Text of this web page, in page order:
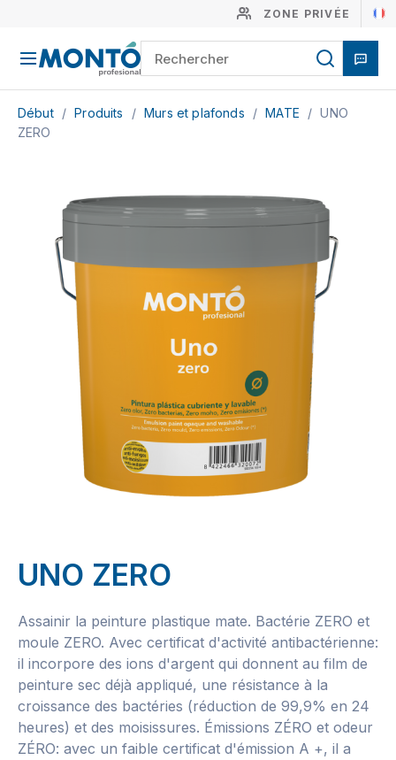
ZONE PRIVÉE
Début / Produits / Murs et plafonds / MATE / UNO
ZERO
UNO ZERO
Assainir la peinture plastique mate. Bactérie ZERO et
moule ZERO. Avec certificat d'activité antibactérienne:
il incorpore des ions d'argent qui donnent au film de
peinture sec déjà appliqué, une résistance à la
croissance des bactéries (réduction de 99,9% en 24
heures) et des moisissures. Émissions ZÉRO et odeur
ZÉRO: avec un faible certificat d'émission A +, il a